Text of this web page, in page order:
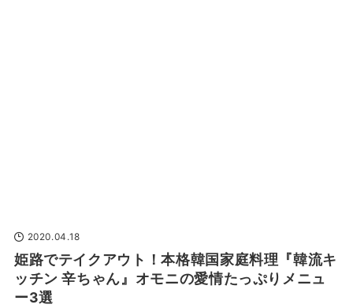
2020.04.18
姫路でテイクアウト！本格韓国家庭料理『韓流キ
ッチン 辛ちゃん』オモニの愛情たっぷりメニュ
ー3選